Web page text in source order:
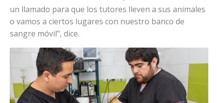
un llamado para que los tutores lleven a sus animales
o vamos a ciertos lugares con nuestro banco de
sangre móvil", dice.